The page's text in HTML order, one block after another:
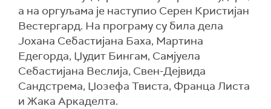
а на оргуљама је наступио Серен Кристијан
Вестергард. На програму су била дела
Јохана Себастијана Баха, Мартина
Едегорда, Џудит Бингам, Самјуела
Себастијана Веслија, Свен-Дејвида
Сандстрема, Џозефа Твиста, Франца Листа
и Жака Аркаделта.